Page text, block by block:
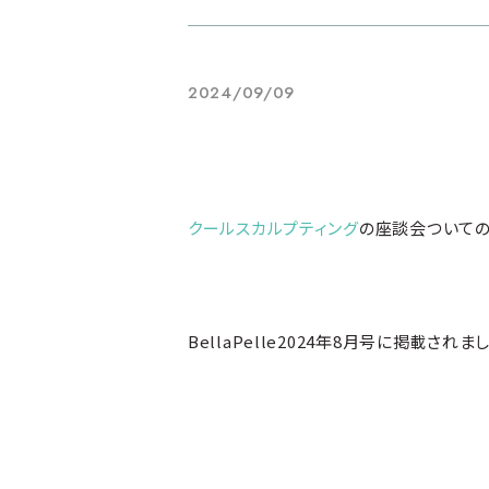
2024/09/09
クールスカルプティングの座談会ついて
BellaPelle2024年8月号に掲載されま